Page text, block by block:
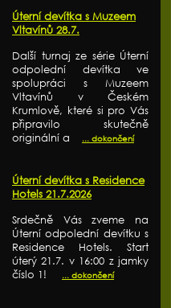
Úterní devítka s Muzeem
Vltavínů 28.7.
Další turnaj ze série Úterní
odpolední devítka ve
spolupráci s Muzeem
Vltavínů v Českém
Krumlově, které si pro Vás
připravilo skutečně
originální a
... dokončení
Úterní devítka s Residence
Hotels 21.7.2026
Srdečně Vás zveme na
Úterní odpolední devítku s
Residence Hotels. Start
úterý 21.7. v 16:00 z jamky
číslo 1!
... dokončení